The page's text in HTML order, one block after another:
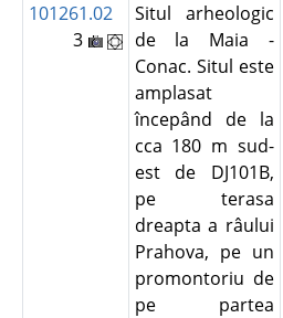
101261.02
3
Situl arheologic
de la Maia -
Conac. Situl este
amplasat
începând de la
cca 180 m sud-
est de DJ101B,
pe terasa
dreapta a râului
Prahova, pe un
promontoriu de
pe partea